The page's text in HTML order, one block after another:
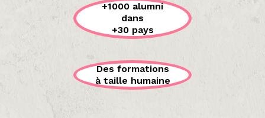
+1000 alumni
dans
+30 pays
Des formations
à taille humaine